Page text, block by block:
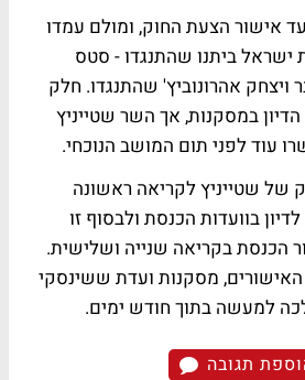
אישור הצעת החוק, ומולם עמדו
ביתנו שהתנגדו - סטס
ויצחק אהרונוביץ' שהתנגדו. חלק
במסקנות, אך השר שטייניץ
עוד לפני תום המושב הנוכחי.
של שטייניץ לקריאה ראשונה
בוועדות הכנסת ולבסוף זו
הכנסת בקריאה שנייה ושלישית.
מסקנות ועדת ששינסקי
למעשה בתוך חודש ימים.
תגובה